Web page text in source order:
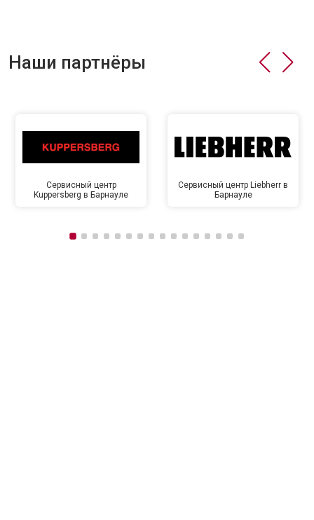
Наши партнёры
Сервисный центр
Kuppersberg в Барнауле
Сервисный центр Liebherr в
Барнауле